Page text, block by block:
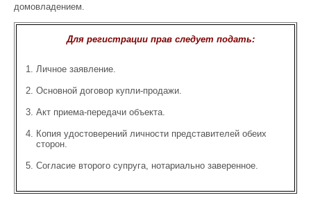
домовладением.
Для регистрации прав следует подать:
Личное заявление.
Основной договор купли-продажи.
Акт приема-передачи объекта.
Копия удостоверений личности представителей обеих
сторон.
Согласие второго супруга, нотариально заверенное.